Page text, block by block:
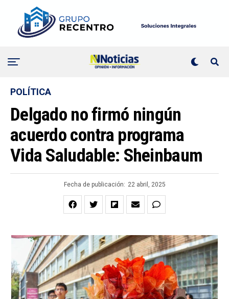
POLÍTICA
Delgado no firmó ningún
acuerdo contra programa
Vida Saludable: Sheinbaum
Fecha de publicación: 22 abril, 2025